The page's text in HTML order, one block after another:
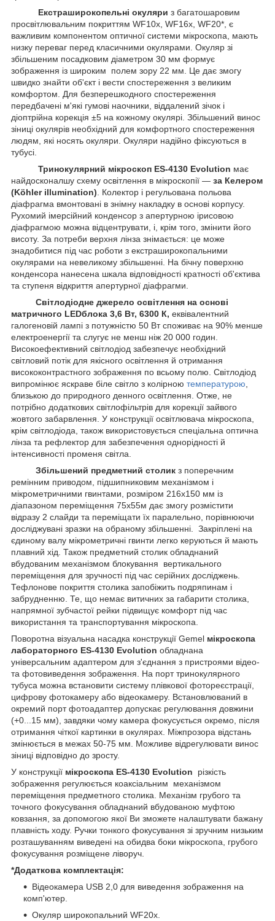
Екстраширокопельні окуляри з багатошаровим
просвітлювальним покриттям WF10х, WF16х, WF20*, є
важливим компонентом оптичної системи мікроскопа, мають
низку переваг перед класичними окулярами. Окуляр зі
збільшеним посадковим діаметром 30 мм формує
зображення із широким полем зору 22 мм. Це дає змогу
швидко знайти об'єкт і вести спостереження з великим
комфортом. Для безперешкодного спостереження
передбачені м'які гумові наочники, віддалений зічок і
діоптрійна корекція ±5 на кожному окулярі. Збільшений винос
зіниці окулярів необхідний для комфортного спостереження
людям, які носять окуляри. Окуляри надійно фіксуються в
тубусі.
Тринокулярний мікроскоп ES-4130 Evolution має
найдосконалшу схему освітлення в мікроскопії — за Келером
(Köhler illumination) . Колектор і регульована польова
діафрагма вмонтовані в знімну накладку в основі корпусу.
Рухомий імерсійний конденсор з апертурною ірисовою
діафрагмою можна відцентрувати, і, крім того, змінити його
висоту. За потреби верхня лінза знімається: це може
знадобитися під час роботи з екстраширокопальними
окулярами на невеликому збільшенні. На бічну поверхню
конденсора нанесена шкала відповідності кратності об'єктива
та ступеня відкриття апертурної діафрагми.
Світлодіодне джерело освітлення на основі
матричного LEDблока 3,6 Вт, 6300 К, еквівалентний
галогеновій лампі з потужністю 50 Вт споживає на 90% менше
електроенергії та слугує не менш ніж 20 000 годин.
Високоефективний світлодіод забезпечує необхідний
світловий потік для якісного освітлення й отримання
висококонтрастного зображення по всьому полю. Світлодіод
випромінює яскраве біле світло з колірною температурою
близькою до природного денного освітлення. Отже, не
потрібно додаткових світлофільтрів для корекції зайвого
жовтого забарвлення. У конструкції освітлювача мікроскопа,
крім світлодіода, також використовується спеціальна оптична
лінза та рефлектор для забезпечення однорідності й
інтенсивності променя світла.
Збільшений предметний столик з поперечним
ремінним приводом, підшипниковим механізмом і
мікрометричними гвинтами, розміром 216х150 мм із
діапазоном переміщення 75х55м дає змогу розмістити
відразу 2 слайди та переміщати їх паралельно, порівнюючи
досліджувані зразки на обраному збільшенні. Закріплені на
єдиному валу мікрометричні гвинти легко керуються й мають
плавний хід. Також предметний столик обладнаний
вбудованим механізмом блокування вертикального
переміщення для зручності під час серійних досліджень.
Тефлонове покриття столика запобіжить подряпинам і
забрудненню. Те, що немає витичних за габарити столика,
напрямної зубчастої рейки підвищує комфорт під час
використання та транспортування мікроскопа.
Поворотна візуальна насадка конструкції Gemel мікроскопа
лабораторного ES-4130 Evolution обладнана
універсальним адаптером для з'єднання з пристроями відео-
та фотовиведення зображення. На порт тринокулярного
тубуса можна встановити систему плівкової фотореєстрації,
цифрову фотокамеру або відеокамеру. Встановлюваний в
окремий порт фотоадаптер допускає регулювання довжини
(+0...15 мм), завдяки чому камера фокусується окремо, після
отримання чіткої картинки в окулярах. Міжпрозора відстань
змінюється в межах 50-75 мм. Можливе відрегулювати винос
зіниці відповідно до зросту.
У конструкції мікроскопа ES-4130 Evolution
різкість
зображення регулюється коаксіальним механізмом
переміщення предметного столика. Механізм грубого та
точного фокусування обладнаний вбудованою муфтою
ковзання, за допомогою якої Ви зможете налаштувати бажану
плавність ходу. Ручки тонкого фокусування зі зручним низьким
розташуванням виведені на обидва боки мікроскопа, грубого
фокусування розміщене ліворуч.
*Додаткова комплектація:
Відеокамера USB 2,0 для виведення зображення на
комп'ютер.
Окуляр широкопальний WF20х.